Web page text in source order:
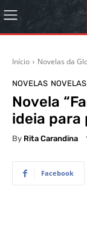
Início Novelas da
NOVELAS
Novela
ideia para
By Rita Carandina
Facebook